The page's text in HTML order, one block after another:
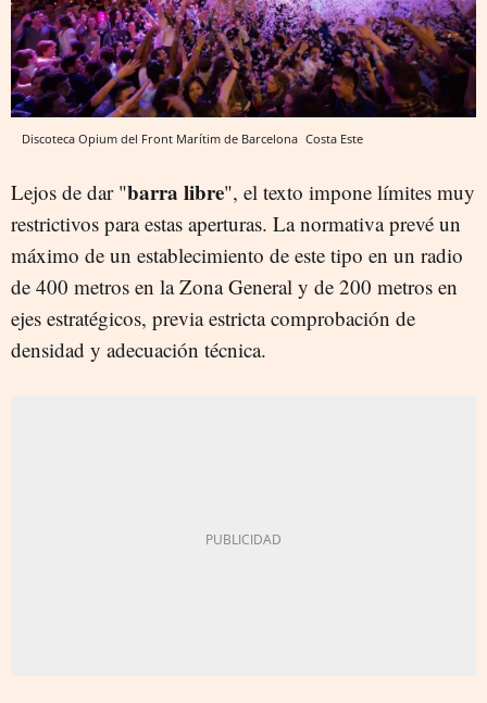
Discoteca Opium del Front Marítim de Barcelona Costa Este
Lejos de dar "barra libre", el texto impone límites muy
restrictivos para estas aperturas. La normativa prevé un
máximo de un establecimiento de este tipo en un radio
de 400 metros en la Zona General y de 200 metros en
ejes estratégicos, previa estricta comprobación de
densidad y adecuación técnica.